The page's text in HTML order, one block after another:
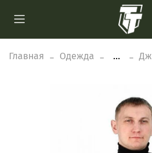
Главная Одежда ...